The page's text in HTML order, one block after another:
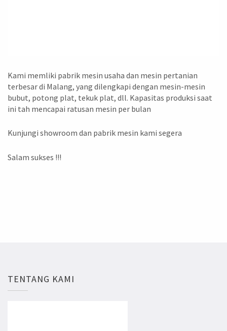
Kami memliki pabrik mesin usaha dan mesin pertanian
terbesar di Malang, yang dilengkapi dengan mesin-mesin
bubut, potong plat, tekuk plat, dll. Kapasitas produksi saat
ini tah mencapai ratusan mesin per bulan
Kunjungi showroom dan pabrik mesin kami segera
Salam sukses !!!
TENTANG KAMI